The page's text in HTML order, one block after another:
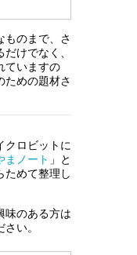
ものまで、さ
けでなく、
ていますの
ための題材さ
クロビットに
まノート 」と
ためて整理し
味のある方は
さい。